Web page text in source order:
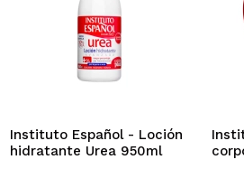
Instituto Español - Loción
hidratante Urea 950ml